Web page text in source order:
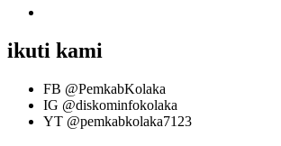
ikuti kami
FB @PemkabKolaka
IG @diskominfokolaka
YT @pemkabkolaka7123